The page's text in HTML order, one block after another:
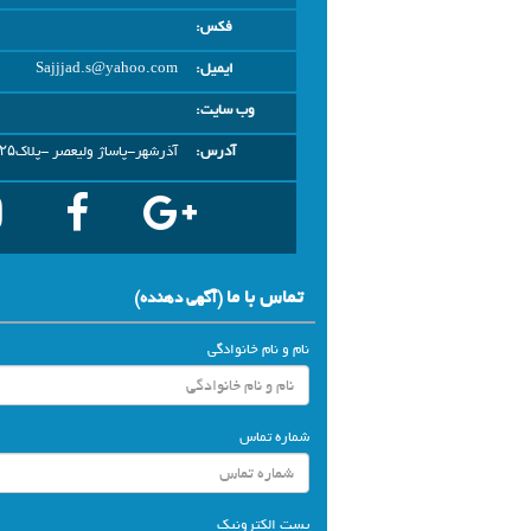
فکس:
ایمیل:
Sajjjad.s@yahoo.com
وب سایت:
آدرس:
آذرشهر-پاساژ ولیعصر -پلاک۲۵
تماس با ما(آگهي دهنده)
نام و نام خانوادگی
شماره تماس
پست الکترونیک